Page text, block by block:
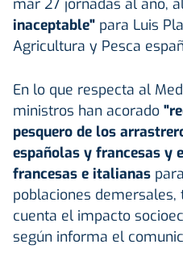
inaceptable" para Luis
Agricultura y Pesca
En lo que respecta al
ministros han acorado
pesquero de los
españolas y francesas y
francesas e italianas
poblaciones
cuenta el impacto
según informa el